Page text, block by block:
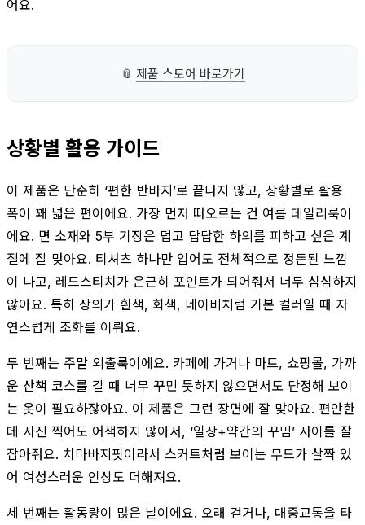
어요.
📎 제품 스토어 바로가기
상황별 활용 가이드
이 제품은 단순히 ‘편한 반바지’로 끝나지 않고, 상황별로 활용
폭이 꽤 넓은 편이에요. 가장 먼저 떠오르는 건 여름 데일리룩이
에요. 면 소재와 5부 기장은 덥고 답답한 하의를 피하고 싶은 계
절에 잘 맞아요. 티셔츠 하나만 입어도 전체적으로 정돈된 느낌
이 나고, 레드스티치가 은근히 포인트가 되어줘서 너무 심심하지
않아요. 특히 상의가 흰색, 회색, 네이비처럼 기본 컬러일 때 자
연스럽게 조화를 이뤄요.
두 번째는 주말 외출룩이에요. 카페에 가거나 마트, 쇼핑몰, 가까
운 산책 코스를 갈 때 너무 꾸민 듯하지 않으면서도 단정해 보이
는 옷이 필요하잖아요. 이 제품은 그런 장면에 잘 맞아요. 편안한
데 사진 찍어도 어색하지 않아서, ‘일상+약간의 꾸밈’ 사이를 잘
잡아줘요. 치마바지핏이라서 스커트처럼 보이는 무드가 살짝 있
어 여성스러운 인상도 더해져요.
세 번째는 활동량이 많은 날이에요. 오래 걷거나, 대중교통을 타